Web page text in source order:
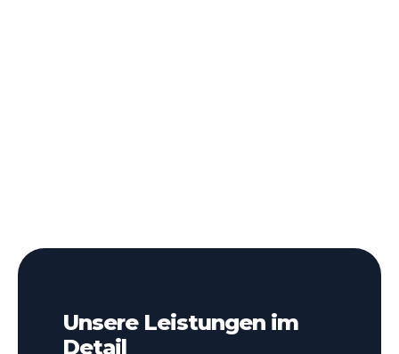
Unsere Leistungen im
Detail